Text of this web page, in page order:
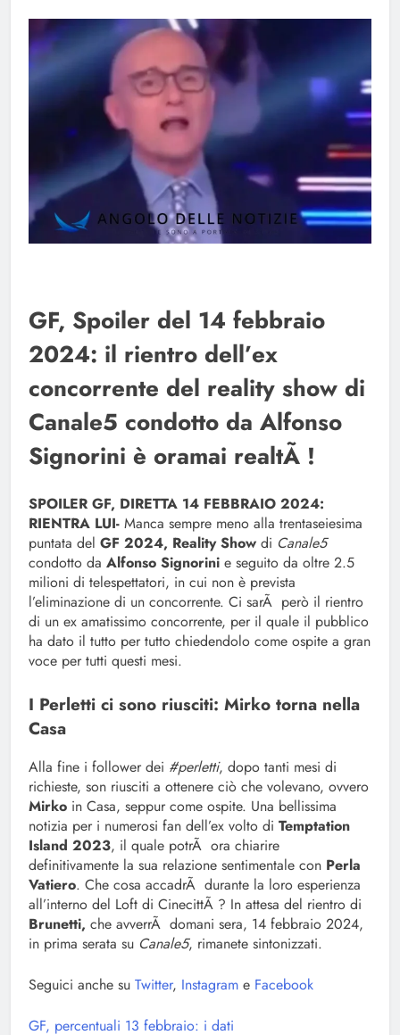
GF, Spoiler del 14 febbraio
2024: il rientro dell’ex
concorrente del reality show di
Canale5 condotto da Alfonso
Signorini è oramai realtÃ !
SPOILER GF, DIRETTA 14 FEBBRAIO 2024:
RIENTRA LUI- Manca sempre meno alla trentaseiesima
puntata del GF 2024, Reality Show di Canale5
condotto da Alfonso Signorini e seguito da oltre 2.5
milioni di telespettatori, in cui non è prevista
l’eliminazione di un concorrente. Ci sarÃ però il rientro
di un ex amatissimo concorrente, per il quale il pubblico
ha dato il tutto per tutto chiedendolo come ospite a gran
voce per tutti questi mesi.
I Perletti ci sono riusciti: Mirko torna nella
Casa
Alla fine i follower dei #perletti, dopo tanti mesi di
richieste, son riusciti a ottenere ciò che volevano, ovvero
Mirko in Casa, seppur come ospite. Una bellissima
notizia per i numerosi fan dell’ex volto di Temptation
Island 2023, il quale potrÃ ora chiarire
definitivamente la sua relazione sentimentale con Perla
Vatiero. Che cosa accadrÃ durante la loro esperienza
all’interno del Loft di CinecittÃ ? In attesa del rientro di
Brunetti, che avverrÃ domani sera, 14 febbraio 2024,
in prima serata su Canale5, rimanete sintonizzati.
Seguici anche su Twitter, Instagram e Facebook
GF, percentuali 13 febbraio: i dati